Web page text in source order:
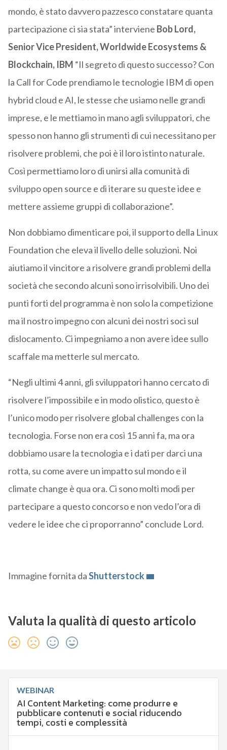
mondo, è stato davvero pazzesco constatare quanta
partecipazione ci sia stata” interviene Bob Lord,
Senior VicePresident, WorldwideEcosystems &
Blockchain, IBM “Il segreto di questo successo?Con
la Call for Code prendiamoletecnologie IBM di open
hybrid cloud e AI, le stesse che usiamo nelle grandi
imprese, e le mettiamo in mano agli sviluppatori, che
spesso non hanno gli strumenti di cui necessitano per
risolvere problemi, che poi è il loro istinto naturale.
Così permettiamo loro di unirsi alla comunità di
sviluppo open source e di iterare su queste idee e
mettere assieme gruppi di collaborazione”.
Non dobbiamo dimenticare poi, il supporto della Linux
Foundation che eleva il livello delle soluzioni. Noi
aiutiamo il vincitore a risolvere grandi problemi della
società che secondo alcuni sono irrisolvibili. Uno dei
punti forti del programma è non solo la competizione
ma il nostro impegno con alcuni dei nostri soci sul
dislocamento. Ciimpegniamoa non avere idee sullo
scaffale ma metterle sul mercato.
“Negli ultimi 4 anni, gli sviluppatori hanno cercato di
risolvere l’impossibile e in modo olistico, questo è
l’unico modo per risolvere global challenges con la
tecnologia. Forse non era così 15 anni fa, ma ora
dobbiamo usare la tecnologia e i dati per darci una
rotta, su come avere un impatto sul mondo e il
climate change è qua ora. Ci sono molti modi per
partecipare a questo concorso e non vedo l’ora di
vedere le idee che ci proporranno” conclude Lord.
Immagine fornita daShutterstock
Valuta la qualità di questo articolo
WEBINAR
AI Content Marketing: come produrre e
pubblicare contenuti e social riducendo
tempi, costi e complessità